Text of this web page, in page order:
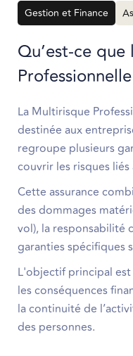
Gestion et Finance
Qu’est-ce
La Multirisque
destinée aux
regroupe plusieurs
couvrir les risques
Cette assurance
des dommages
vol), la responsabilité
garanties spécifiques
L'objectif principal
les conséquences
la continuité de
des personnes.